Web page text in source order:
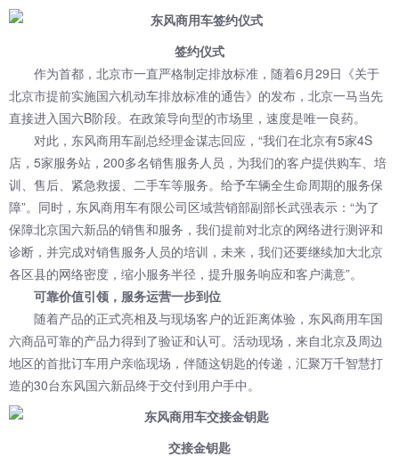
签约仪式
作为首都，北京市一直严格制定排放标准，随着6月29日《关于
北京市提前实施国六机动车排放标准的通告》的发布，北京一马当先
直接进入国六B阶段。在政策导向型的市场里，速度是唯一良药。
对此，东风商用车副总经理金谋志回应，“我们在北京有5家4S
店，5家服务站，200多名销售服务人员，为我们的客户提供购车、培
训、售后、紧急救援、二手车等服务。给予车辆全生命周期的服务保
障”。同时，东风商用车有限公司区域营销部副部长武强表示：“为了
保障北京国六新品的销售和服务，我们提前对北京的网络进行测评和
诊断，并完成对销售服务人员的培训，未来，我们还要继续加大北京
各区县的网络密度，缩小服务半径，提升服务响应和客户满意”。
可靠价值引领，服务运营一步到位
随着产品的正式亮相及与现场客户的近距离体验，东风商用车国
六商品可靠的产品力得到了验证和认可。活动现场，来自北京及周边
地区的首批订车用户亲临现场，伴随这钥匙的传递，汇聚万千智慧打
造的30台东风国六新品终于交付到用户手中。
交接金钥匙